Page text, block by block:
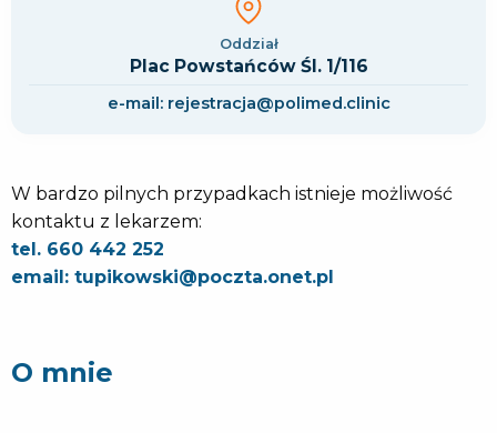
Oddział
Plac Powstańców Śl. 1/116
e-mail: rejestracja@polimed.clinic
W bardzo pilnych przypadkach istnieje możliwość
kontaktu z lekarzem:
tel. 660 442 252
email: tupikowski@poczta.onet.pl
O mnie